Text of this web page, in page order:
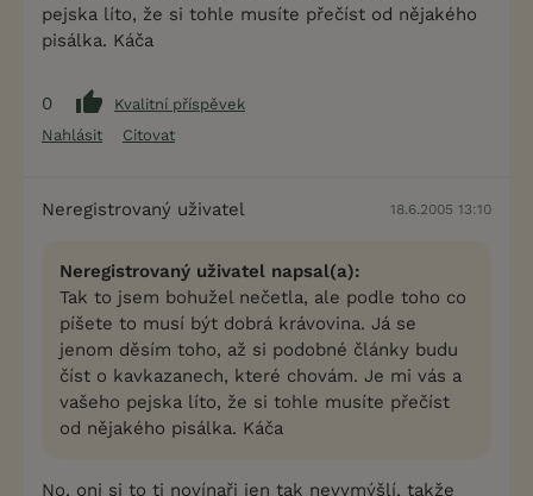
pejska líto, že si tohle musíte přečíst od nějakého
pisálka. Káča
0
Kvalitní příspěvek
Nahlásit
Citovat
Neregistrovaný uživatel 18.6.2005 13:10
Neregistrovaný uživatel napsal(a):
Tak to jsem bohužel nečetla, ale podle toho co
píšete to musí být dobrá krávovina. Já se
jenom děsím toho, až si podobné články budu
číst o kavkazanech, které chovám. Je mi vás a
vašeho pejska líto, že si tohle musíte přečíst
od nějakého pisálka. Káča
No, oni si to ti novínaři jen tak nevymýšlí, takže